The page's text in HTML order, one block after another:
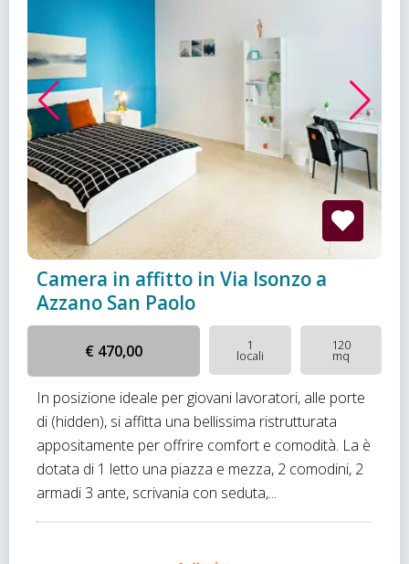
Camera in affitto in Via Isonzo a
Azzano San Paolo
€ 470,00 1
locali
120
mq
In posizione ideale per giovani lavoratori, alle porte
di (hidden), si affitta una bellissima ristrutturata
appositamente per offrire comfort e comodità. La è
dotata di 1 letto una piazza e mezza, 2 comodini, 2
armadi 3 ante, scrivania con seduta,...